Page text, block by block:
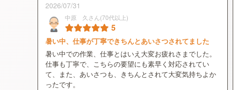
2026/07/31
中原 久さん(70代以上)
5
暑い中、仕事が丁寧できちんとあいさつされてました
暑い中での作業、仕事とはいえ大変お疲れさまでした。
仕事も丁寧で、こちらの要望にも素早く対応されてい
て、また、あいさつも、きちんとされて大変気持ちよか
ったです。